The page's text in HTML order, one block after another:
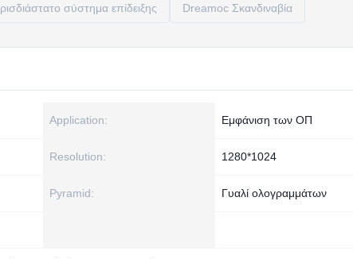
σύστημα επίδειξης Dreamoc Σκανδιναβία
Application: Εμφάνιση των ΟΠ
Resolution: 1280*1024
Pyramid: Γυαλί ολογραμμάτων